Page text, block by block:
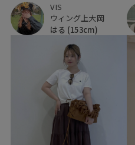
VIS
ウィング上大岡
はる (153cm)